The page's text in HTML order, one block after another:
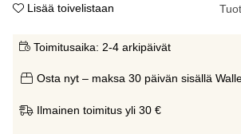
Lisää toivelistaan
Toimitusaika: 2-4 arkipäivät
Osta nyt – maksa 30 päivän sisällä
Ilmainen toimitus yli 30 €